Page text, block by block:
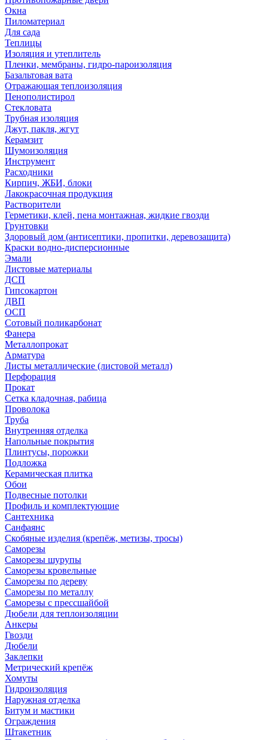
Окна
Пиломатериал
Для сада
Теплицы
Изоляция и утеплитель
Пленки, мембраны, гидро-пароизоляция
Базальтовая вата
Отражающая теплоизоляция
Пенополистирол
Стекловата
Трубная изоляция
Джут, пакля, жгут
Керамзит
Шумоизоляция
Инструмент
Расходники
Кирпич, ЖБИ, блоки
Лакокрасочная продукция
Растворители
Герметики, клей, пена монтажная, жидкие гвозди
Грунтовки
Здоровый дом (антисептики, пропитки, деревозащита)
Краски водно-дисперсионные
Эмали
Листовые материалы
ДСП
Гипсокартон
ДВП
ОСП
Сотовый поликарбонат
Фанера
Металлопрокат
Арматура
Листы металлические (листовой металл)
Перфорация
Прокат
Сетка кладочная, рабица
Проволока
Труба
Внутренняя отделка
Напольные покрытия
Плинтусы, порожки
Подложка
Керамическая плитка
Обои
Подвесные потолки
Профиль и комплектующие
Сантехника
Санфаянс
Скобяные изделия (крепёж, метизы, тросы)
Саморезы
Саморезы шурупы
Саморезы кровельные
Саморезы по дереву
Саморезы по металлу
Саморезы с прессшайбой
Дюбели для теплоизоляции
Анкеры
Гвозди
Дюбели
Заклепки
Метрический крепёж
Хомуты
Гидроизоляция
Наружная отделка
Битум и мастики
Ограждения
Штакетник